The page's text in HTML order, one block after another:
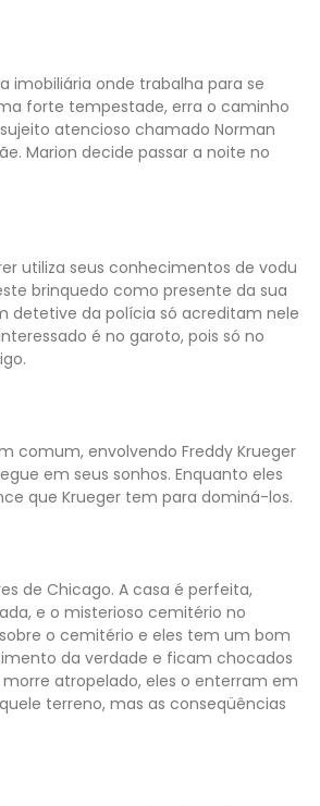
imobiliária onde trabalha para se
forte tempestade, erra o caminho
atencioso chamado Norman
Marion decide passar a noite no
utiliza seus conhecimentos de vodu
brinquedo como presente da sua
detetive da polícia só acreditam nele
é no garoto, pois só no
comum, envolvendo Freddy Krueger
em seus sonhos. Enquanto eles
que Krueger tem para dominá-los.
de Chicago. A casa é perfeita,
e o misterioso cemitério no
o cemitério e eles tem um bom
da verdade e ficam chocados
atropelado, eles o enterram em
terreno, mas as conseqüências